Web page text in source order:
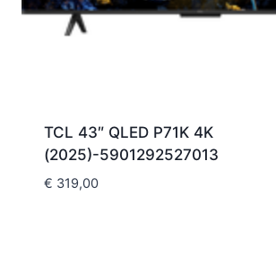
TCL 43″ QLED P71K 4K
(2025)-5901292527013
€ 319,00